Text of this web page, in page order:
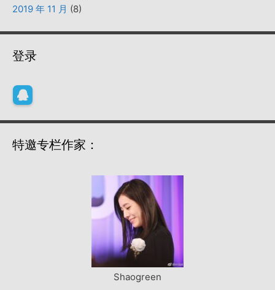
2019 年 11 月 (8)
登录
特邀专栏作家：
Shaogreen